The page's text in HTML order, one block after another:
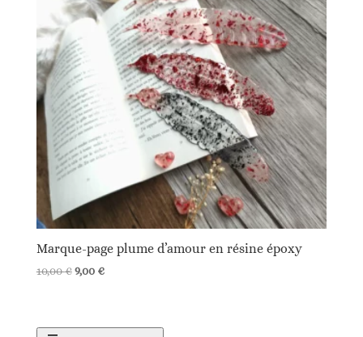
Marque-page plume d’amour en résine époxy
10,00€ Le
était :
9,00 €Le
est :